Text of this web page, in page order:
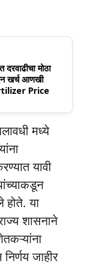
मोठा
खर्च आणखी
Price
मध्ये
यावी
या
शासनाने
जाहीर